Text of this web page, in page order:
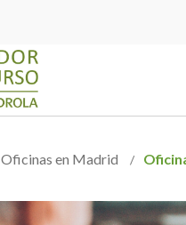
Oficinas en Madrid